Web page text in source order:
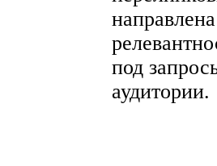
под
аудитории.